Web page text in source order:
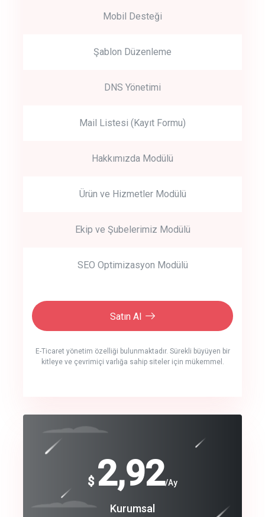
Mobil Desteği
Şablon Düzenleme
DNS Yönetimi
Mail Listesi (Kayıt Formu)
Hakkımızda Modülü
Ürün ve Hizmetler Modülü
Ekip ve Şubelerimiz Modülü
SEO Optimizasyon Modülü
Satın Al
E-Ticaret yönetim özelliği bulunmaktadır. Sürekli büyüyen bir
kitleye ve çevrimiçi varlığa sahip siteler için mükemmel.
crm auto cync
track energy costs
$ 2,92/Ay
Kurumsal
$
240
Coroprate